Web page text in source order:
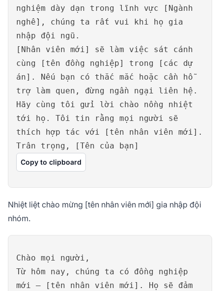
nghiệm dày dạn trong lĩnh vực [Ngành
nghề], chúng ta rất vui khi họ gia
nhập đội ngũ.
[Nhân viên mới] sẽ làm việc sát cánh
cùng [tên đồng nghiệp] trong [các dự
án]. Nếu bạn có thắc mắc hoặc cần hỗ
trợ làm quen, đừng ngần ngại liên hệ.
Hãy cùng tôi gửi lời chào nồng nhiệt
tới họ. Tôi tin rằng mọi người sẽ
thích hợp tác với [tên nhân viên mới].
Trân trọng, [Tên của bạn]
Copy to clipboard
Nhiệt liệt chào mừng [tên nhân viên mới] gia nhập đội
nhóm.
Chào mọi người,
Từ hôm nay, chúng ta có đồng nghiệp
mới – [tên nhân viên mới]. Họ sẽ đảm